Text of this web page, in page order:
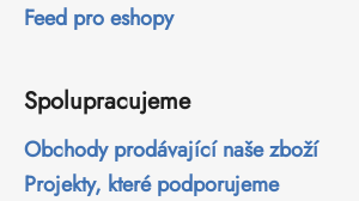
Feed pro eshopy
Spolupracujeme
Obchody prodávající naše zboží
Projekty, které podporujeme